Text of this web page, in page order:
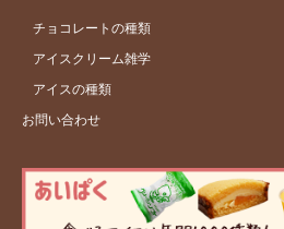
チョコレートの種類
アイスクリーム雑学
アイスの種類
お問い合わせ